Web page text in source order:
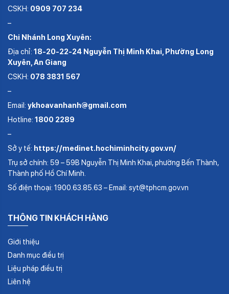
CSKH: 0909 707 234
–
Chi Nhánh Long Xuyên:
Địa chỉ: 18-20-22-24 Nguyễn Thị Minh Khai, Phường Long
Xuyên, An Giang
CSKH: 078 3831 567
–
Email: ykhoavanhanh@gmail.com
Hotline: 1800 2289
–
Sở y tế: https://medinet.hochiminhcity.gov.vn/
Trụ sở chính: 59 – 59B Nguyễn Thị Minh Khai, phường Bến Thành,
Thành phố Hồ Chí Minh.
Số điện thoại: 1900.63.85.63 – Email: syt@tphcm.gov.vn
THÔNG TIN KHÁCH HÀNG
Giới thiệu
Danh mục điều trị
Liệu pháp điều trị
Liên hệ